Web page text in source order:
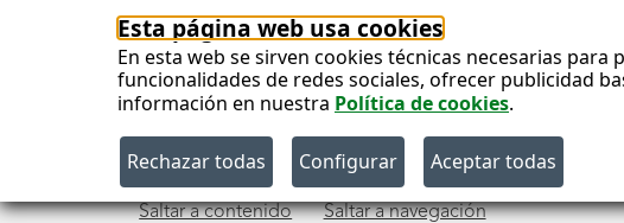
Esta página web usa cookies
En esta web se sirven cookies técnicas necesarias
funcionalidades de redes sociales, ofrecer publicidad
información en nuestra Política de cookies.
Saltar a contenido Saltar a navegación